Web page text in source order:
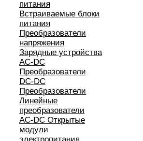
питания
Встраиваемые блоки
питания
Преобразователи
напряжения
Зарядные устройства
AC-DC
Преобразователи
DC-DC
Преобразователи
Линейные
преобразователи
AC-DC Открытые
модули